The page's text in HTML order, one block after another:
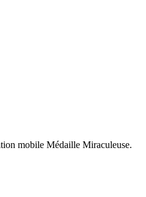
mobile Médaille Miraculeuse.